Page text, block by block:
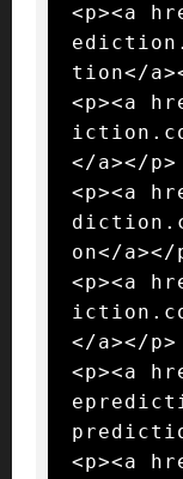
<p><a
tion</
<p><a
</a></p>
<p><a
on</a></
<p><a
</a></p>
<p><a
<p><a